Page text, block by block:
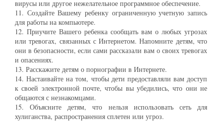
вирусы или другое нежелательное программное обеспечение.
11. Создайте Вашему ребенку ограниченную учетную запись
для работы на компьютере.
12. Приучите Вашего ребенка сообщать вам о любых угрозах
или тревогах, связанных с Интернетом. Напомните детям, что
они в безопасности, если сами рассказали вам о своих тревогах
и опасениях.
13. Расскажите детям о порнографии в Интернете.
14. Настаивайте на том, чтобы дети предоставляли вам доступ
к своей электронной почте, чтобы вы убедились, что они не
общаются с незнакомцами.
15. Объясните детям, что нельзя использовать сеть для
хулиганства, распространения сплетен или угроз.